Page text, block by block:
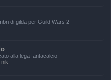
di gilda per Guild Wars 2
alla lega fantacalcio
nik